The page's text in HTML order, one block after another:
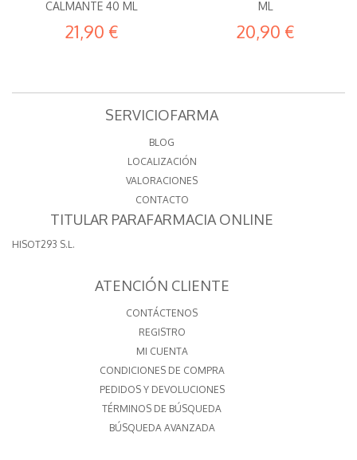
CALMANTE 40 ML
21,90 €
ML
20,90 €
SERVICIOFARMA
BLOG
LOCALIZACIÓN
VALORACIONES
CONTACTO
TITULAR PARAFARMACIA ONLINE
HISOT293 S.L.
ATENCIÓN CLIENTE
CONTÁCTENOS
REGISTRO
MI CUENTA
CONDICIONES DE COMPRA
PEDIDOS Y DEVOLUCIONES
TÉRMINOS DE BÚSQUEDA
BÚSQUEDA AVANZADA